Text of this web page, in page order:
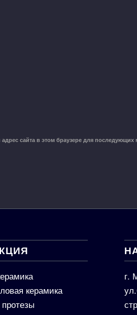
сайта в этом браузере для
керамика
г.